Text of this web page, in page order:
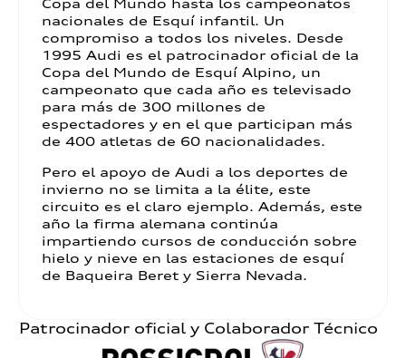
Copa del Mundo hasta los campeonatos
nacionales de Esquí infantil. Un
compromiso a todos los niveles. Desde
1995 Audi es el patrocinador oficial de la
Copa del Mundo de Esquí Alpino, un
campeonato que cada año es televisado
para más de 300 millones de
espectadores y en el que participan más
de 400 atletas de 60 nacionalidades.
Pero el apoyo de Audi a los deportes de
invierno no se limita a la élite, este
circuito es el claro ejemplo. Además, este
año la firma alemana continúa
impartiendo cursos de conducción sobre
hielo y nieve en las estaciones de esquí
de Baqueira Beret y Sierra Nevada.
Patrocinador oficial y Colaborador Técnico